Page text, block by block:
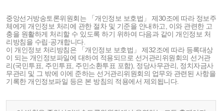
중앙선거방송토론위원회는 「개인정보 보호법」 제30조에 따라 정보주
체에게 개인정보 처리에 관한 절차 및 기준을 안내하고, 이와 관련한 고
충을 원활하게 처리할 수 있도록 하기 위하여 다음과 같이 개인정보 처
리방침을 수립·공개합니다.
이 개인정보 처리방침은 「개인정보 보호법」 제32조에 따라 등록대상
이 되는 개인정보파일에 대하여 적용되므로 선거관리위원회의 선거관
리(국민투표, 주민투표, 주민소환투표 포함), 정당사무관리, 정치자금사
무관리 및 그 밖에 이에 준하는 선거관리위원회의 업무와 관련된 사항을
기록한 개인정보파일 등은 본 방침의 적용에서 제외됩니다.